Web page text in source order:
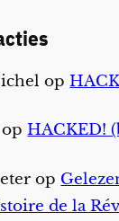
op
opHACKED!
op
de la